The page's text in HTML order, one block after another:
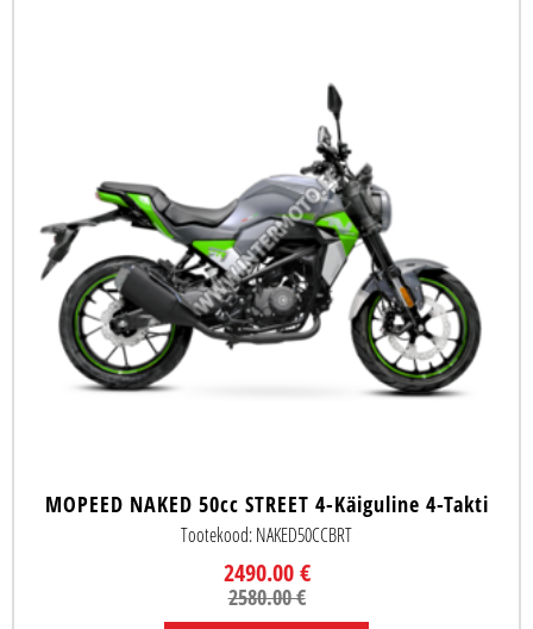
MOPEED NAKED 50cc STREET 4-Käiguline 4-Takti
Tootekood: NAKED50CCBRT
2490.00 €
2580.00 €